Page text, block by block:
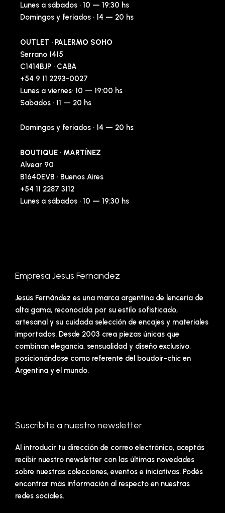
Lunes a sábados · 10 — 19:30 hs
Domingos y feriados · 14 — 20 hs
OUTLET · PALERMO SOHO
Serrano 1415
C1414BJP · CABA
+54 9 11 2293-0027
Lunes a viernes· 10 — 19:00 hs
Sabados · 11 — 20 hs
Domingos y feriados · 14 — 20 hs
BOUTIQUE · MARTÍNEZ
Alvear 90
B1640EVB · Buenos Aires
+54 11 2287 3112
Lunes a sábados · 10 — 19:30 hs
Empresa Jesus Fernandez
Jesús Fernández es una marca argentina de lencería de
alta gama, reconocida por su estilo sofisticado,
artesanal y su cuidada selección de encajes y materiales
importados. Desde 2003 crea piezas únicas que
combinan elegancia, sensualidad y diseño exclusivo,
posicionándose como referente del boudoir-chic en
Argentina y el mundo.
Suscribite a nuestro newsletter
Al introducir tu dirección de correo electrónico, aceptás
recibir nuestro newsletter con las últimas novedades
sobre nuestras colecciones, eventos e iniciativas. Podés
encontrar más información al respecto en nuestras
redes sociales.